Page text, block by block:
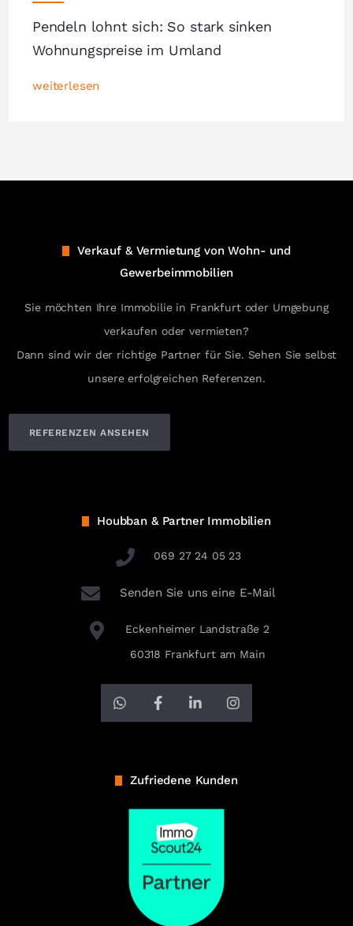
Pendeln lohnt sich: So stark sinken
Wohnungspreise im Umland
weiterlesen
Verkauf & Vermietung von Wohn- und
Gewerbeimmobilien
Sie möchten Ihre Immobilie in Frankfurt oder Umgebung
verkaufen oder vermieten?
Dann sind wir der richtige Partner für Sie. Sehen Sie selbst
unsere erfolgreichen Referenzen.
REFERENZEN ANSEHEN
Houbban & Partner Immobilien
069 27 24 05 23
Senden Sie uns eine E-Mail
Eckenheimer Landstraße 2
60318 Frankfurt am Main
Zufriedene Kunden